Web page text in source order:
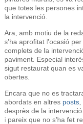
que totes les persones
la intervenció.
Ara, amb motiu de la
s’ha aprofitat l’ocasió
complets de la
paviment. Especial
sigut restaurat quan es
obertes.
Encara que no es
abordats en altres posts,
desprès de la
i pareix que no s’ha fet